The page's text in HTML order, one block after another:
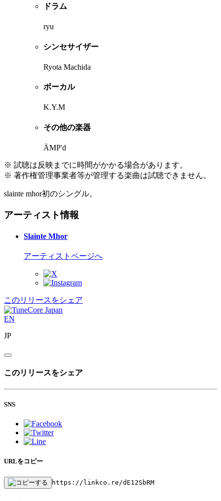
ドラム
ryu
シンセサイザー
Ryota Machida
ボーカル
K.Y.M
その他の楽器
ÄMP'd
※ 試聴は反映までに時間がかかる場合があります。
※ 著作権管理事業者等が管理する楽曲は試聴できません。
slainte mhor初のシングル。
アーティスト情報
Slainte Mhor
アーティストページへ
このリリースをシェア
EN
JP
このリリースをシェア
SNS
URLをコピー
https://linkco.re/dE12SbRM